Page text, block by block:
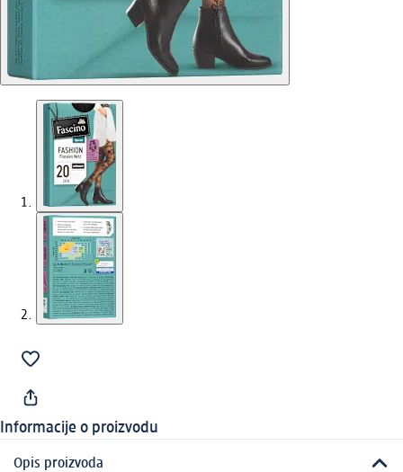
Informacije o proizvodu
Opis proizvoda